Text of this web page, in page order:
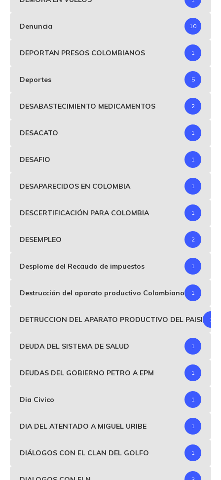
Denuncia 10
DEPORTAN PRESOS COLOMBIANOS 1
Deportes 5
DESABASTECIMIENTO MEDICAMENTOS 2
DESACATO 1
DESAFIO 1
DESAPARECIDOS EN COLOMBIA 1
DESCERTIFICACIÓN PARA COLOMBIA 1
DESEMPLEO 2
Desplome del Recaudo de impuestos 1
Destrucción del aparato productivo Colombiano 1
DETRUCCION DEL APARATO PRODUCTIVO DEL PAISI 1
DEUDA DEL SISTEMA DE SALUD 1
DEUDAS DEL GOBIERNO PETRO A EPM 1
Dia Civico 1
DIA DEL ATENTADO A MIGUEL URIBE 1
DIÁLOGOS CON EL CLAN DEL GOLFO 1